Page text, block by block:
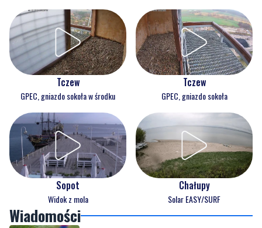
Tczew
GPEC, gniazdo sokoła w środku
Tczew
GPEC, gniazdo sokoła
Sopot
Widok z mola
Chałupy
Solar EASY/SURF
Wiadomości